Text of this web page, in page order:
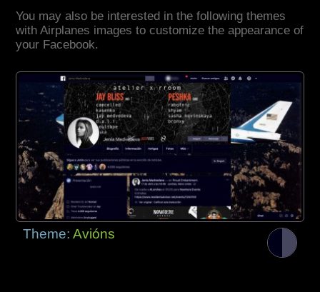
You may also be interested in the following themes
with Airplanes images to customize the appearance of
your Facebook.
Theme:Avións